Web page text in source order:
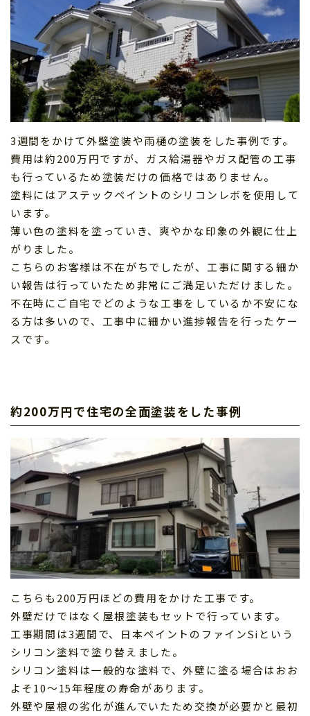
3週間をかけて外壁塗装や雨樋の塗装をした事例です。
費用は約200万円ですが、ガス給湯器やガス配管の工事
も行っているため塗装だけの価格ではありません。
塗料にはアステックペイントのシリコンレボを使用して
います。
薄い色の塗料を塗っていき、爽やかな印象の外観に仕上
がりました。
こちらのお客様は不在がちでしたが、工事に関する細か
い報告は行っていたため非常にご満足いただけました。
不在時にご自宅でどのような工事をしているか不安にな
る方は多いので、工事中に細かい進捗報告を行ったケー
スです。
約200万円で住宅の全面塗装をした事例
こちらも200万円ほどの費用をかけた工事です。
外壁だけではなく屋根塗装もセットで行っています。
工事期間は3週間で、日本ペイントのファインSiという
シリコン塗料で塗り替えました。
シリコン塗料は一般的な塗料で、外壁に塗る場合はおお
よそ10〜15年程度の寿命があります。
外壁や屋根の劣化が進んでいたため交換が必要かと最初